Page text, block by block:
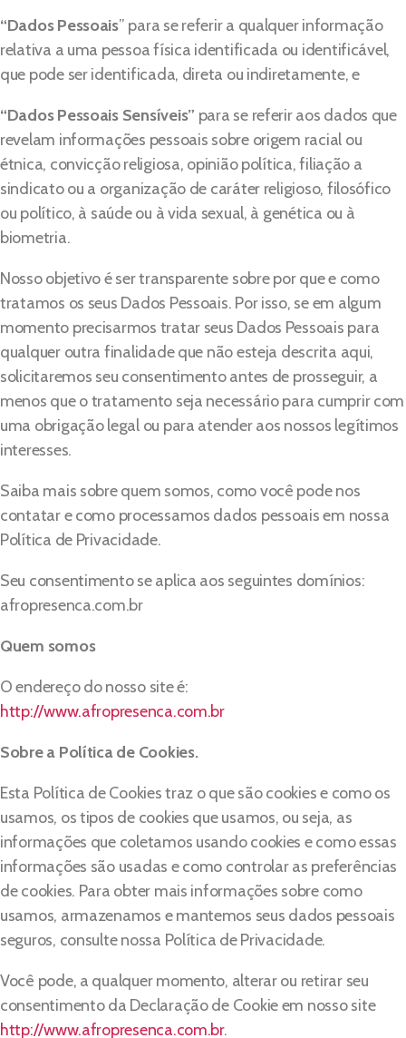
“Dados Pessoais” para se referir a qualquer informação
relativa a uma pessoa física identificada ou identificável,
que pode ser identificada, direta ou indiretamente, e
“Dados Pessoais Sensíveis” para se referir aos dados que
revelam informações pessoais sobre origem racial ou
étnica, convicção religiosa, opinião política, filiação a
sindicato ou a organização de caráter religioso, filosófico
ou político, à saúde ou à vida sexual, à genética ou à
biometria.
Nosso objetivo é ser transparente sobre por que e como
tratamos os seus Dados Pessoais. Por isso, se em algum
momento precisarmos tratar seus Dados Pessoais para
qualquer outra finalidade que não esteja descrita aqui,
solicitaremos seu consentimento antes de prosseguir, a
menos que o tratamento seja necessário para cumprir com
uma obrigação legal ou para atender aos nossos legítimos
interesses.
Saiba mais sobre quem somos, como você pode nos
contatar e como processamos dados pessoais em nossa
Política de Privacidade.
Seu consentimento se aplica aos seguintes domínios:
afropresenca.com.br
Quem somos
O endereço do nosso site é:
http://www.afropresenca.com.br
Sobre a Política de Cookies.
Esta Política de Cookies traz o que são cookies e como os
usamos, os tipos de cookies que usamos, ou seja, as
informações que coletamos usando cookies e como essas
informações são usadas e como controlar as preferências
de cookies. Para obter mais informações sobre como
usamos, armazenamos e mantemos seus dados pessoais
seguros, consulte nossa Política de Privacidade.
Você pode, a qualquer momento, alterar ou retirar seu
consentimento da Declaração de Cookie em nosso site
http://www.afropresenca.com.br.